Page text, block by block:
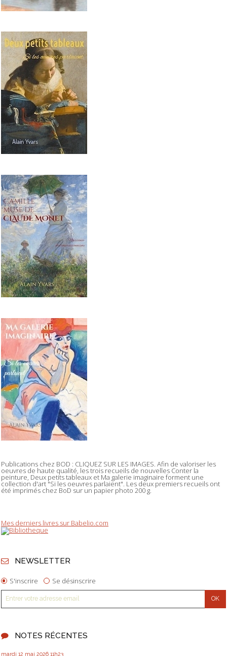
Publications chez BOD : CLIQUEZ SUR LES IMAGES. Afin de valoriser les
oeuvres de haute qualité, les trois recueils de nouvelles Conter la
peinture, Deux petits tableaux et Ma galerie imaginaire forment une
collection d'art "Si les oeuvres parlaient". Les deux premiers recueils ont
été imprimés chez BoD sur un papier photo 200 g.
Mes derniers livres sur Babelio.com
NEWSLETTER
S'inscrire Se désinscrire
NOTES RÉCENTES
mardi 12 mai 2026 11h23